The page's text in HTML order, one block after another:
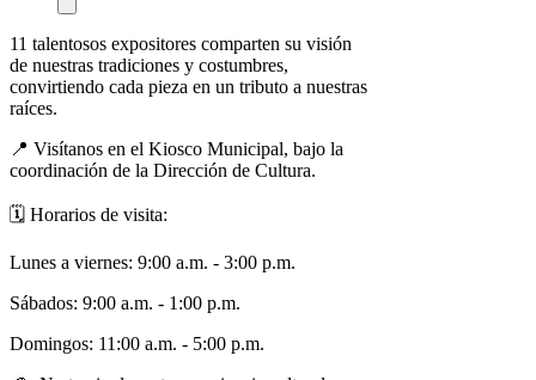
11 talentosos expositores comparten su visión
de nuestras tradiciones y costumbres,
convirtiendo cada pieza en un tributo a nuestras
raíces.
📍 Visítanos en el Kiosco Municipal, bajo la
coordinación de la Dirección de Cultura.
🗓️ Horarios de visita:
Lunes a viernes: 9:00 a.m. - 3:00 p.m.
Sábados: 9:00 a.m. - 1:00 p.m.
Domingos: 11:00 a.m. - 5:00 p.m.